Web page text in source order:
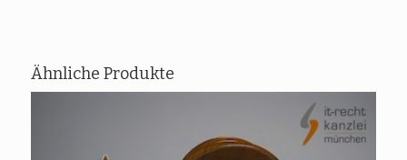
Ähnliche Produkte